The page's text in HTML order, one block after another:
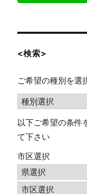
<検索>
ご希望の種別を選
以下ご希望の条件
て下さい
市区選択